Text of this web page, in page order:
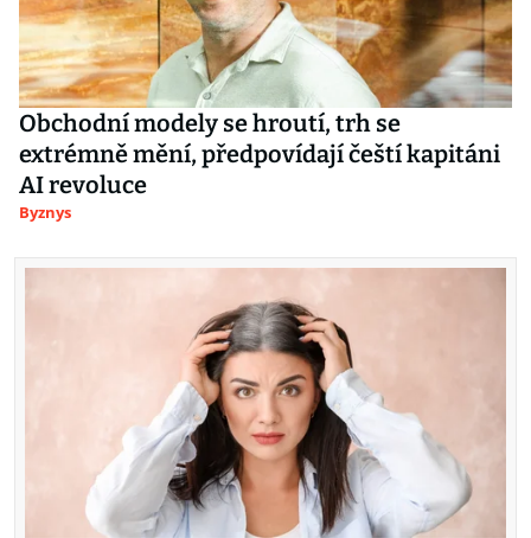
Obchodní modely se hroutí, trh se
extrémně mění, předpovídají čeští kapitáni
AI revoluce
Byznys